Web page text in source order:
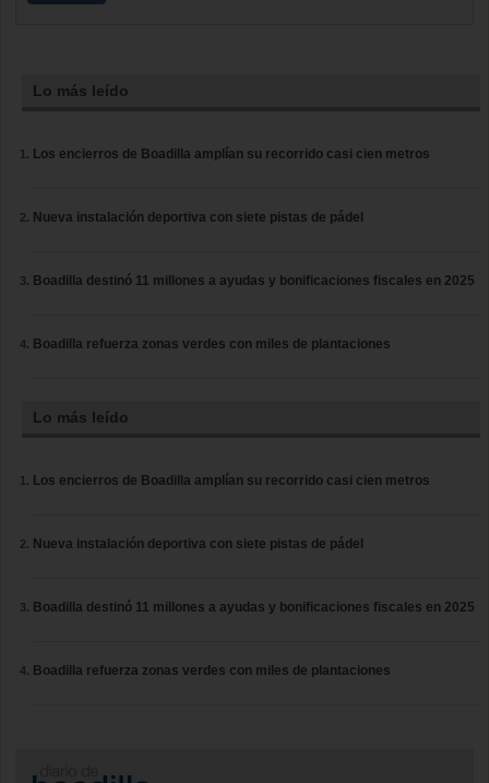
Lo más leído
Los encierros de Boadilla amplían su recorrido casi cien metros
Nueva instalación deportiva con siete pistas de pádel
Boadilla destinó 11 millones a ayudas y bonificaciones fiscales en 2025
Boadilla refuerza zonas verdes con miles de plantaciones
Lo más leído
Los encierros de Boadilla amplían su recorrido casi cien metros
Nueva instalación deportiva con siete pistas de pádel
Boadilla destinó 11 millones a ayudas y bonificaciones fiscales en 2025
Boadilla refuerza zonas verdes con miles de plantaciones